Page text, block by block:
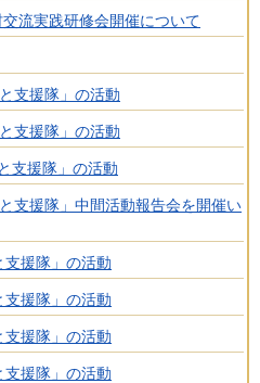
流実践研修会開催について
支援隊」の活動
支援隊」の活動
支援隊」の活動
支援隊」中間活動報告会を開催い
援隊」の活動
援隊」の活動
援隊」の活動
援隊」の活動